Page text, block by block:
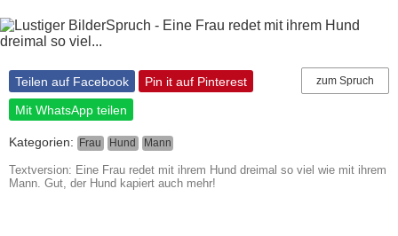
zum Spruch
Teilen auf Facebook
Pin it auf Pinterest
Mit WhatsApp teilen
Kategorien: Frau Hund Mann
Textversion: Eine Frau redet mit ihrem Hund dreimal so viel wie mit ihrem
Mann. Gut, der Hund kapiert auch mehr!